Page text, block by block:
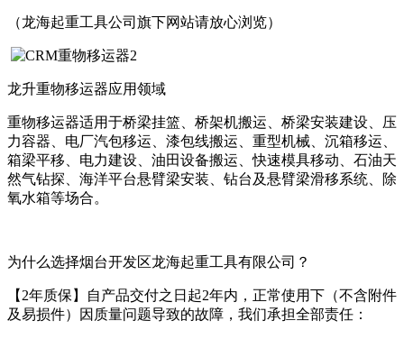
（龙海起重工具公司旗下网站请放心浏览）
龙升重物移运器应用领域
重物移运器适用于桥梁挂篮、桥架机搬运、桥梁安装建设、压
力容器、电厂汽包移运、漆包线搬运、重型机械、沉箱移运、
箱梁平移、电力建设、油田设备搬运、快速模具移动、石油天
然气钻探、海洋平台悬臂梁安装、钻台及悬臂梁滑移系统、除
氧水箱等场合。
为什么选择烟台开发区龙海起重工具有限公司？
【2年质保】自产品交付之日起2年内，正常使用下（不含附件
及易损件）因质量问题导致的故障，我们承担全部责任：